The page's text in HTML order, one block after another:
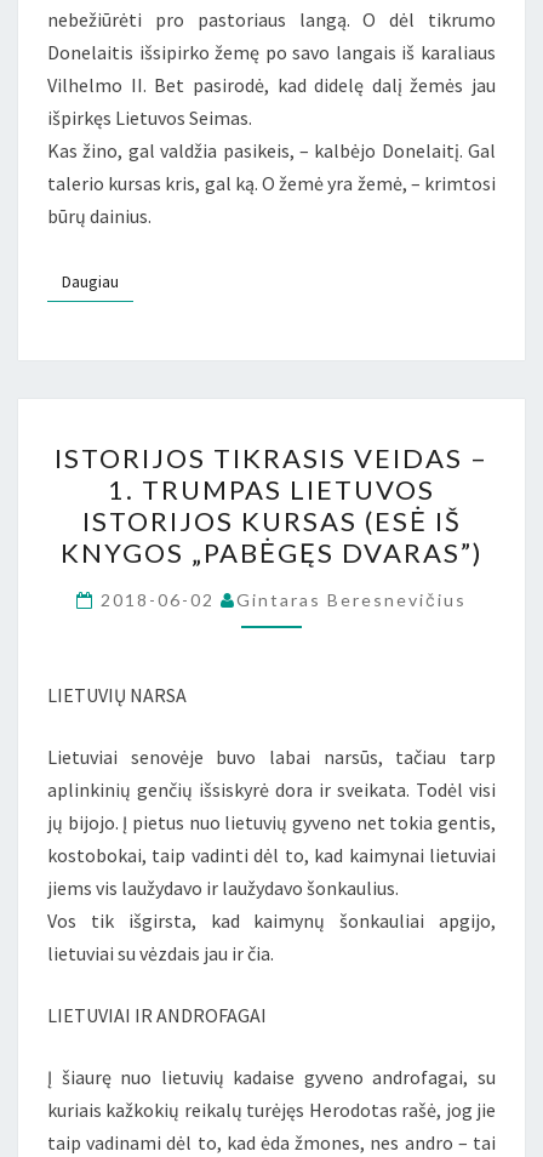
nebežiūrėti pro pastoriaus langą. O dėl tikrumo
Donelaitis išsipirko žemę po savo langais iš karaliaus
Vilhelmo II. Bet pasirodė, kad didelę dalį žemės jau
išpirkęs Lietuvos Seimas.
Kas žino, gal valdžia pasikeis, – kalbėjo Donelaitį. Gal
talerio kursas kris, gal ką. O žemė yra žemė, – krimtosi
būrų dainius.
Daugiau
TIKRASIS
VEIDAS
–
1.
TRUMPAS
LIETUVOS
IŠ
KNYGOS
„PABĖGĘS
DVARAS”)
ISTORIJOS TIKRASIS VEIDAS –
1. TRUMPAS LIETUVOS
ISTORIJOS KURSAS (ESĖ IŠ
KNYGOS „PABĖGĘS DVARAS”)
2018-06-02 Gintaras Beresnevičius
LIETUVIŲ NARSA
Lietuviai senovėje buvo labai narsūs, tačiau tarp
aplinkinių genčių išsiskyrė dora ir sveikata. Todėl visi
jų bijojo. Į pietus nuo lietuvių gyveno net tokia gentis,
kostobokai, taip vadinti dėl to, kad kaimynai lietuviai
jiems vis laužydavo ir laužydavo šonkaulius.
Vos tik išgirsta, kad kaimynų šonkauliai apgijo,
lietuviai su vėzdais jau ir čia.
LIETUVIAI IR ANDROFAGAI
Į šiaurę nuo lietuvių kadaise gyveno androfagai, su
kuriais kažkokių reikalų turėjęs Herodotas rašė, jog jie
taip vadinami dėl to, kad ėda žmones, nes andro – tai